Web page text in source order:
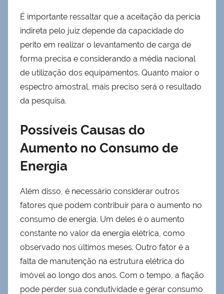
É importante ressaltar que a aceitação da perícia
indireta pelo juiz depende da capacidade do
perito em realizar o levantamento de carga de
forma precisa e considerando a média nacional
de utilização dos equipamentos. Quanto maior o
espectro amostral, mais preciso será o resultado
da pesquisa.
Possíveis Causas do
Aumento no Consumo de
Energia
Além disso, é necessário considerar outros
fatores que podem contribuir para o aumento no
consumo de energia. Um deles é o aumento
constante no valor da energia elétrica, como
observado nos últimos meses. Outro fator é a
falta de manutenção na estrutura elétrica do
imóvel ao longo dos anos. Com o tempo, a fiação
pode perder sua condutividade e gerar consumo